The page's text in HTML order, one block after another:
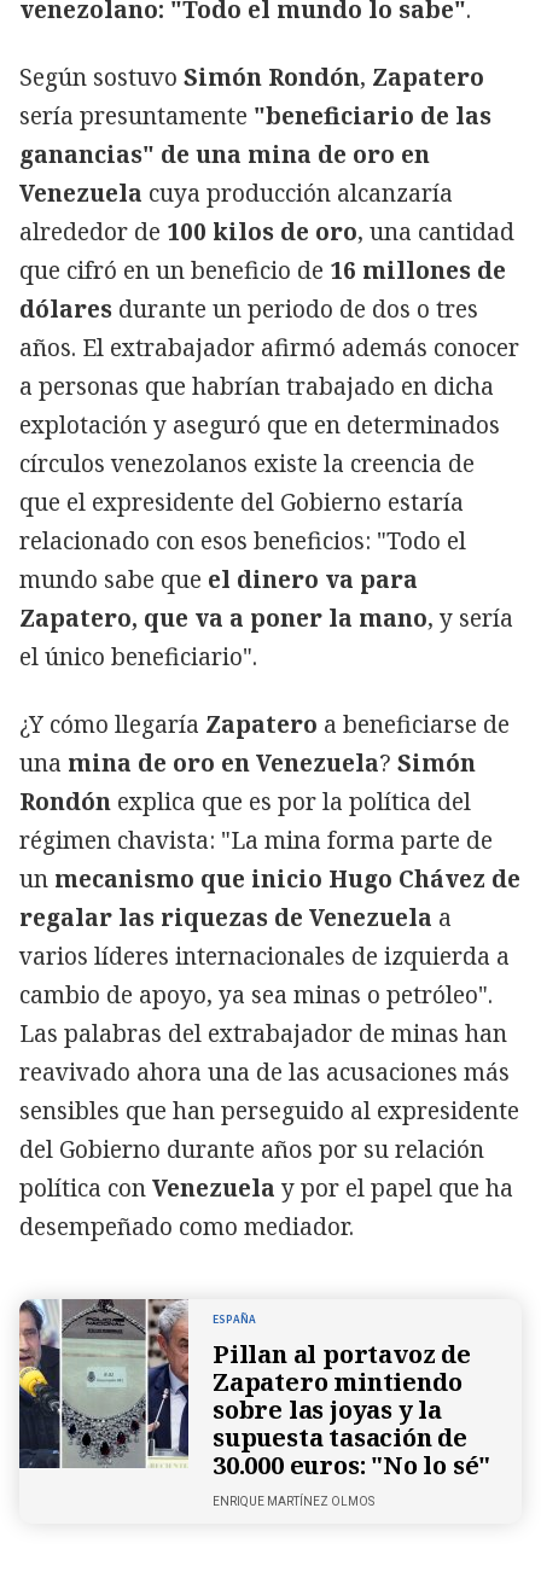
venezolano: "Todo el mundo lo sabe".
Según sostuvo Simón Rondón, Zapatero
sería presuntamente "beneficiario de las
ganancias" de una mina de oro en
Venezuela cuya producción alcanzaría
alrededor de 100 kilos de oro, una cantidad
que cifró en un beneficio de 16 millones de
dólares durante un periodo de dos o tres
años. El extrabajador afirmó además conocer
a personas que habrían trabajado en dicha
explotación y aseguró que en determinados
círculos venezolanos existe la creencia de
que el expresidente del Gobierno estaría
relacionado con esos beneficios: "Todo el
mundo sabe que el dinero va para
Zapatero, que va a poner la mano, y sería
el único beneficiario".
¿Y cómo llegaría Zapatero a beneficiarse de
una mina de oro en Venezuela? Simón
Rondón explica que es por la política del
régimen chavista: "La mina forma parte de
un mecanismo que inicio Hugo Chávez de
regalar las riquezas de Venezuela a
varios líderes internacionales de izquierda a
cambio de apoyo, ya sea minas o petróleo".
Las palabras del extrabajador de minas han
reavivado ahora una de las acusaciones más
sensibles que han perseguido al expresidente
del Gobierno durante años por su relación
política conVenezuela y por el papel que ha
desempeñado como mediador.
ESPAÑA
Pillan al portavoz de
Zapatero mintiendo
sobre las joyas y la
supuesta tasación de
30.000 euros: "No lo sé"
ENRIQUE MARTÍNEZ OLMOS